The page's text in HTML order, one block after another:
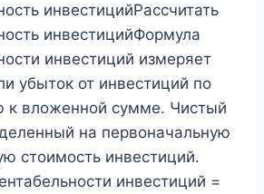
инвестицийРассчитать
инвестицийФормула
инвестиций измеряет
убыток от инвестиций по
к вложенной сумме. Чистый
на первоначальную
стоимость инвестиций.
инвестиций =